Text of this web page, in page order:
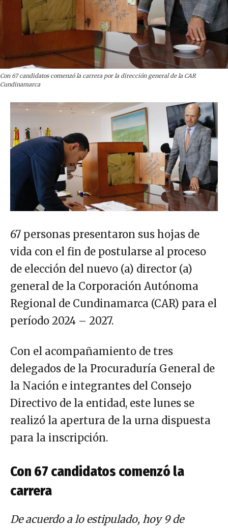
Con 67 candidatos comenzó la carrera por la dirección general de la CAR
Cundinamarca
67 personas presentaron sus hojas de
vida con el fin de postularse al proceso
de elección del nuevo (a) director (a)
general de la Corporación Autónoma
Regional de Cundinamarca (CAR) para el
período 2024 – 2027.
Con el acompañamiento de tres
delegados de la Procuraduría General de
la Nación e integrantes del Consejo
Directivo de la entidad, este lunes se
realizó la apertura de la urna dispuesta
para la inscripción.
Con 67 candidatos comenzó la
carrera
De acuerdo a lo estipulado, hoy 9 de